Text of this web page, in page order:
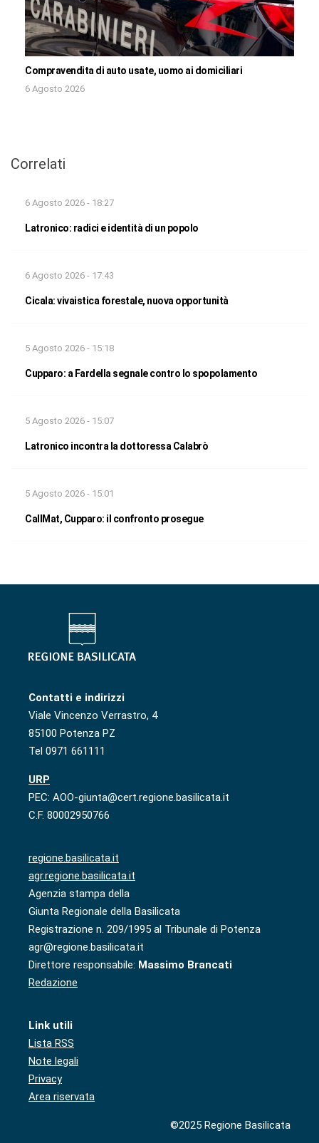
Compravendita di auto usate, uomo ai domiciliari
6 Agosto 2026
Correlati
6 Agosto 2026 - 18:27
Latronico: radici e identità di un popolo
6 Agosto 2026 - 17:43
Cicala: vivaistica forestale, nuova opportunità
5 Agosto 2026 - 15:18
Cupparo: a Fardella segnale contro lo spopolamento
5 Agosto 2026 - 15:07
Latronico incontra la dottoressa Calabrò
5 Agosto 2026 - 15:01
CallMat, Cupparo: il confronto prosegue
Contatti e indirizzi
Viale Vincenzo Verrastro, 4
85100 Potenza PZ
Tel 0971 661111
URP
PEC: AOO-giunta@cert.regione.basilicata.it
C.F. 80002950766
regione.basilicata.it
agr.regione.basilicata.it
Agenzia stampa della
Giunta Regionale della Basilicata
Registrazione n. 209/1995 al Tribunale di Potenza
agr@regione.basilicata.it
Direttore responsabile: Massimo Brancati
Redazione
Link utili
Lista RSS
Note legali
Privacy
Area riservata
©2025 Regione Basilicata